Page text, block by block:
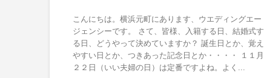
こんにちは。横浜元町にあります、ウエディングエー
ジェンシーです。 さて、皆様、入籍する日、結婚式す
る日、どうやって決めていますか？ 誕生日とか、覚え
やすい日とか、つきあった記念日とか・・・・ １１月
２２日（いい夫婦の日）は定番ですよね。よく...